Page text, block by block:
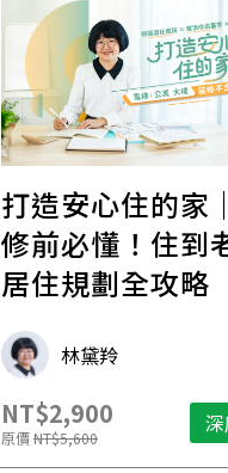
打造安心住的家
修前必懂！住到
居住規劃全攻略
林黛羚
NT$2,900
原價NT$5,600